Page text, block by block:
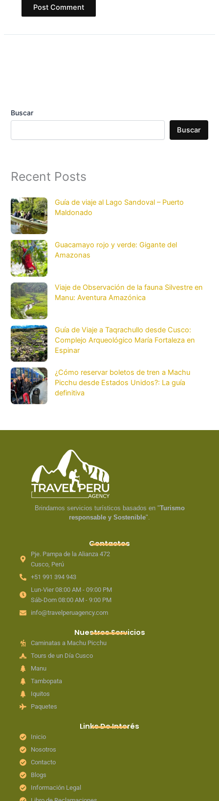
Buscar
Buscar
Recent Posts
Guía de viaje al Lago Sandoval – Puerto
Maldonado
Guacamayo rojo y verde: Gigante del
Amazonas
Viaje de Observación de la fauna Silvestre en
Manu: Aventura Amazónica
Guía de Viaje a Taqrachullo desde Cusco:
Complejo Arqueológico María Fortaleza en
Espinar
¿Cómo reservar boletos de tren a Machu
Picchu desde Estados Unidos?: La guía
definitiva
Brindamos servicios turísticos basados en "Turismo
responsable y Sostenible".
Contactos
Pje. Pampa de la Alianza 472
Cusco, Perú
+51 991 394 943
Lun-Vier 08:00 AM - 09:00 PM
Sáb-Dom 08:00 AM - 9:00 PM
info@travelperuagency.com
Nuestros Servicios
Caminatas a Machu Picchu
Tours de un Día Cusco
Manu
Tambopata
Iquitos
Paquetes
Links De Interés
Inicio
Nosotros
Contacto
Blogs
Información Legal